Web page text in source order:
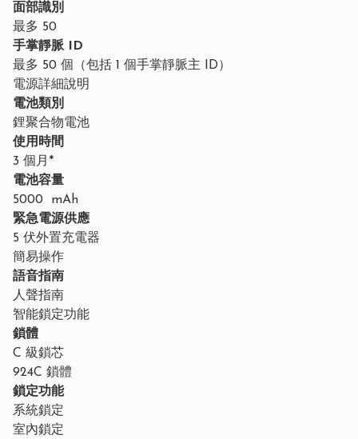
面部識別
最多 50
手掌靜脈 ID
最多 50 個（包括 1 個手掌靜脈主 ID）
電源詳細說明
電池類別
鋰聚合物電池
使用時間
3 個月*
電池容量
5000 mAh
緊急電源供應
5 伏外置充電器
簡易操作
語音指南
人聲指南
智能鎖定功能
鎖體
C 級鎖芯
924C 鎖體
鎖定功能
系統鎖定
室內鎖定